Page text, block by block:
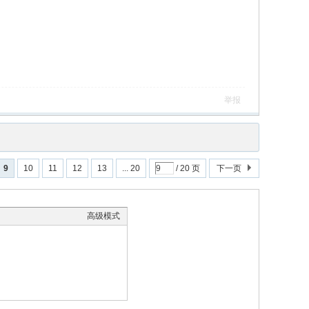
举报
9 10 11 12 13 ... 20 / 20 页 下一页
高级模式